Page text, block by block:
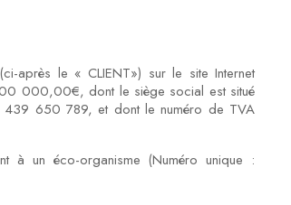
après le « CLIENT») sur le site Internet
000,00€, dont le siège social est situé
439 650 789, et dont le numéro de TVA
à un éco-organisme (Numéro unique :